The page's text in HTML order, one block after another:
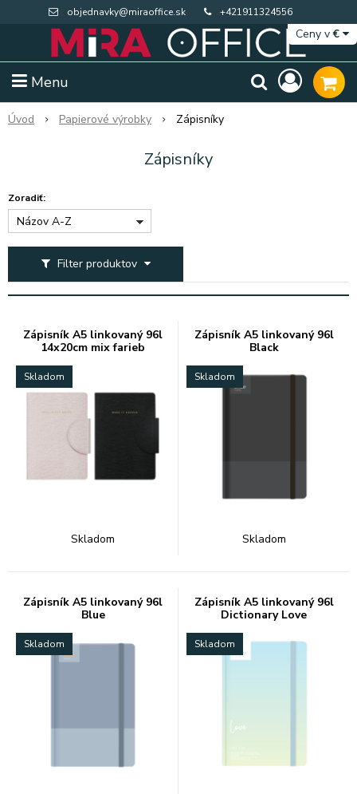
objednavky@miraoffice.sk +421911324556
Menu
Ceny v€
Úvod Papierové výrobky Zápisníky
Zápisníky
Filter produktov
Zoradiť:
Názov A-Z
Zápisník A5 linkovaný 96l
14x20cm mix farieb
Skladom
Skladom
Zápisník A5 linkovaný 96l
Black
Skladom
Skladom
Zápisník A5 linkovaný 96l
Blue
Skladom
Zápisník A5 linkovaný 96l
Dictionary Love
Skladom